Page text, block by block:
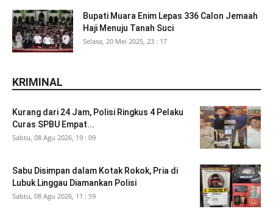
Bupati Muara Enim Lepas 336 Calon Jemaah
Haji Menuju Tanah Suci
Selasa, 20 Mei 2025, 23 : 17
KRIMINAL
Kurang dari 24 Jam, Polisi Ringkus 4 Pelaku
Curas SPBU Empat...
Sabtu, 08 Agu 2026, 19 : 09
Sabu Disimpan dalam Kotak Rokok, Pria di
Lubuk Linggau Diamankan Polisi
Sabtu, 08 Agu 2026, 11 : 59